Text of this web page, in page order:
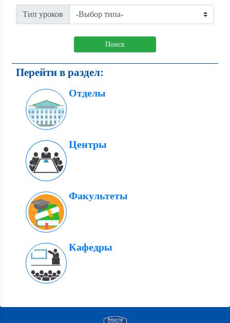
Тип уроков
Поиск
Перейти в раздел:
Отделы
Центры
Факультеты
Кафедры